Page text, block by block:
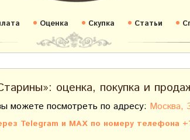
Оценка Скупка Статьи
оценка, покупка и
можете посмотреть по адресу: Москва,
Telegram и MAX по номеру телефона